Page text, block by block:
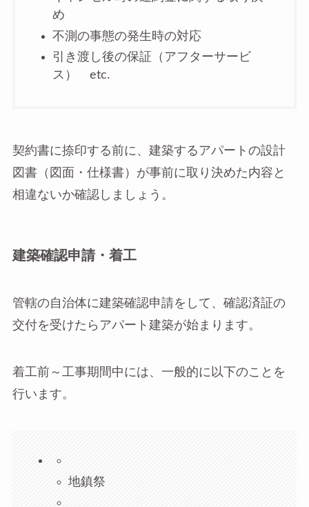
め
不測の事態の発生時の対応
引き渡し後の保証（アフターサービ
ス） etc.
契約書に捺印する前に、建築するアパートの設計
図書（図面・仕様書）が事前に取り決めた内容と
相違ないか確認しましょう。
建築確認申請・着工
管轄の自治体に建築確認申請をして、確認済証の
交付を受けたらアパート建築が始まります。
着工前～工事期間中には、一般的に以下のことを
行います。
地鎮祭